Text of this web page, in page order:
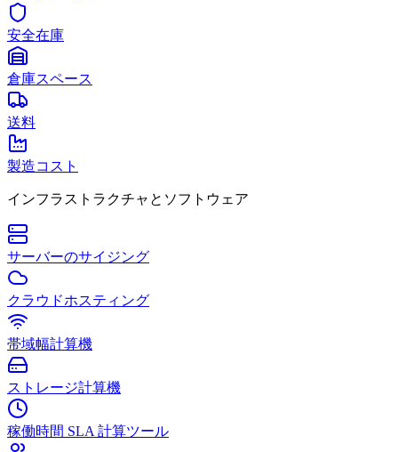
安全在庫
倉庫スペース
送料
製造コスト
インフラストラクチャとソフトウェア
サーバーのサイジング
クラウドホスティング
帯域幅計算機
ストレージ計算機
稼働時間 SLA 計算ツール